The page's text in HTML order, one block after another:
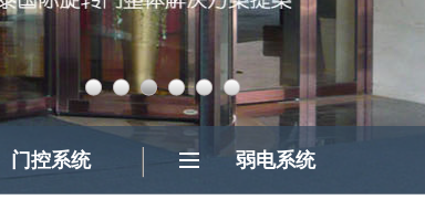
门控系统 弱电系统